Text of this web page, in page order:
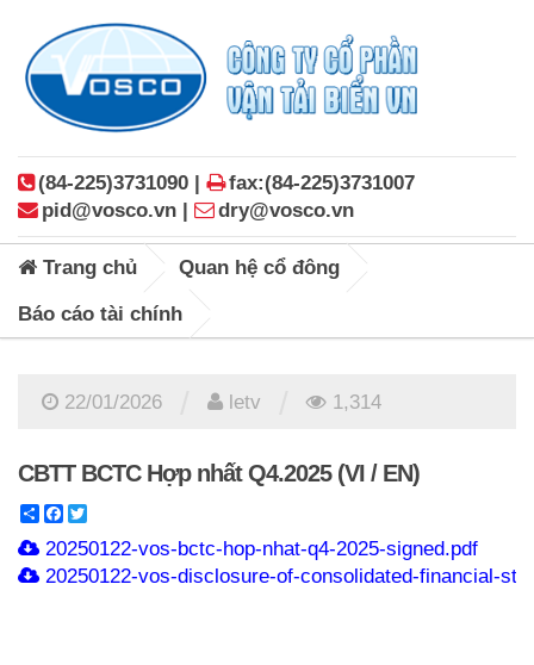
(84-225)3731090 |
fax:(84-225)3731007
pid@vosco.vn |
dry@vosco.vn
Trang chủ Quan hệ cổ đông
Báo cáo tài chính
22/01/2026 letv 1,314
CBTT BCTC Hợp nhất Q4.2025 (VI / EN)
ShareFacebook
20250122-vos-bctc-hop-nhat-q4-2025-signed.pdf
20250122-vos-disclosure-of-consolidated-financial-